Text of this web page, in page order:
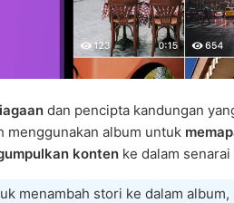
dan pencipta kandungan
menggunakan album untuk
konten ke dalam senarai
menambah stori ke dalam